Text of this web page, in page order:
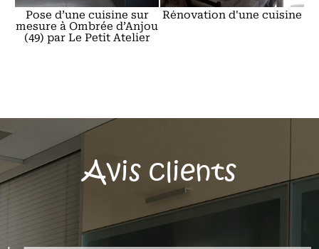
Pose d’une cuisine sur
mesure à Ombrée d’Anjou
(49) par Le Petit Atelier
Rénovation d'une cuisine
Avis clients